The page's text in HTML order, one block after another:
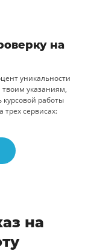
на
уникальности
твоим указаниям,
курсовой работы
сервисах:
на